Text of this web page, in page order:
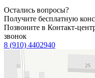
Остались вопросы?
Получите бесплатную
Позвоните в Контакт-
звонок
8 (910) 4402940